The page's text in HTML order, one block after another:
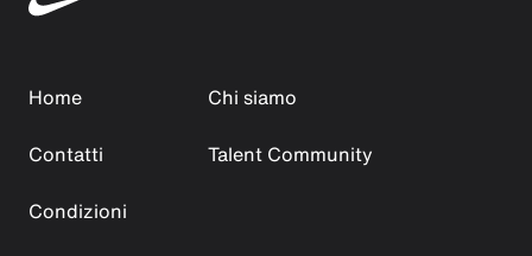
Home
Chi siamo
Contatti
Talent Community
Condizioni